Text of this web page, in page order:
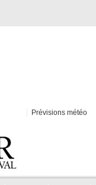
Prévisions météo